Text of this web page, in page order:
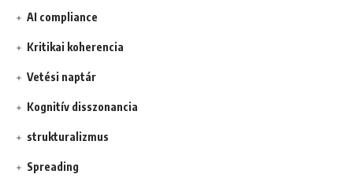
AI compliance
Kritikai koherencia
Vetési naptár
Kognitív disszonancia
strukturalizmus
Spreading